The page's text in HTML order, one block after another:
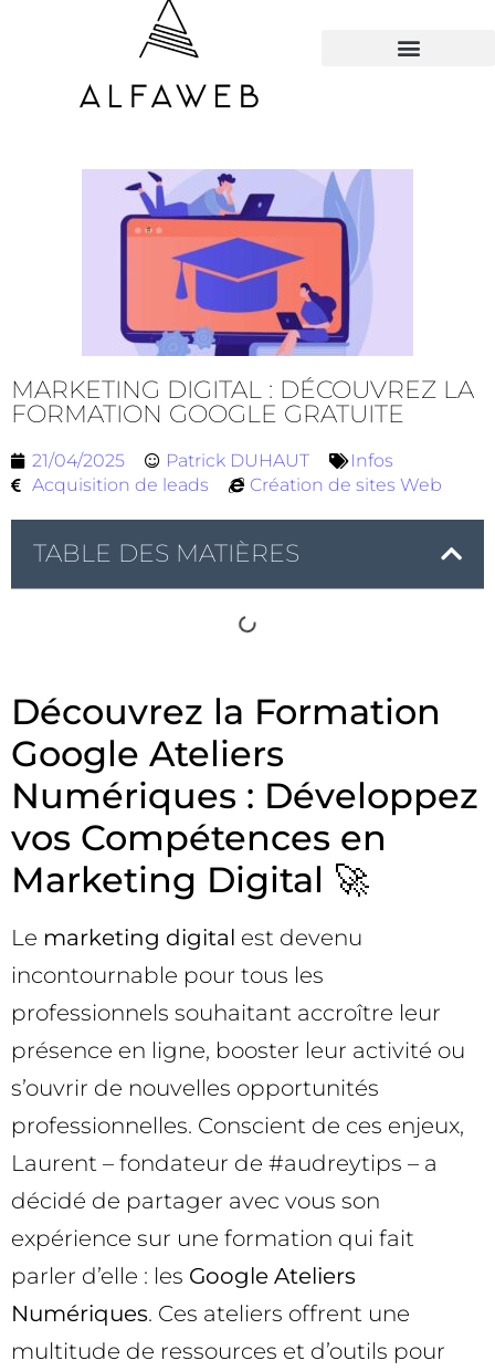
MARKETING DIGITAL : DÉCOUVREZ LA
FORMATION GOOGLE GRATUITE
21/04/2025 Patrick DUHAUT
Infos
Acquisition de leads
Création de sites Web
TABLE DES MATIÈRES
Découvrez la Formation
Google Ateliers
Numériques : Développez
vos Compétences en
Marketing Digital 🚀
Le marketing digital est devenu
incontournable pour tous les
professionnels souhaitant accroître leur
présence en ligne, booster leur activité ou
s’ouvrir de nouvelles opportunités
professionnelles. Conscient de ces enjeux,
Laurent – fondateur de #audreytips – a
décidé de partager avec vous son
expérience sur une formation qui fait
parler d’elle : les Google Ateliers
Numériques. Ces ateliers offrent une
multitude de ressources et d’outils pour